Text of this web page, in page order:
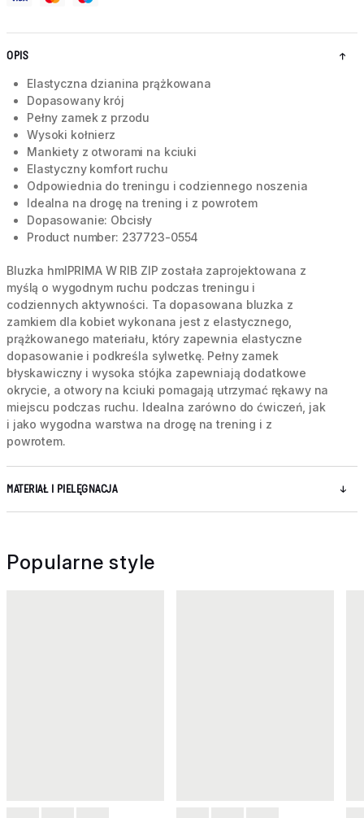
OPIS
Elastyczna dzianina prążkowana
Dopasowany krój
Pełny zamek z przodu
Wysoki kołnierz
Mankiety z otworami na kciuki
Elastyczny komfort ruchu
Odpowiednia do treningu i codziennego noszenia
Idealna na drogę na trening i z powrotem
Dopasowanie: Obcisły
Product number: 237723-0554
Bluzka hmlPRIMA W RIB ZIP została zaprojektowana z
myślą o wygodnym ruchu podczas treningu i
codziennych aktywności. Ta dopasowana bluzka z
zamkiem dla kobiet wykonana jest z elastycznego,
prążkowanego materiału, który zapewnia elastyczne
dopasowanie i podkreśla sylwetkę. Pełny zamek
błyskawiczny i wysoka stójka zapewniają dodatkowe
okrycie, a otwory na kciuki pomagają utrzymać rękawy na
miejscu podczas ruchu. Idealna zarówno do ćwiczeń, jak
i jako wygodna warstwa na drogę na trening i z
powrotem.
MATERIAŁ I PIELĘGNACJA
Popularne style